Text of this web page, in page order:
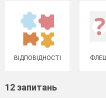
ВІДПОВІДНОСТІ
12 запитань